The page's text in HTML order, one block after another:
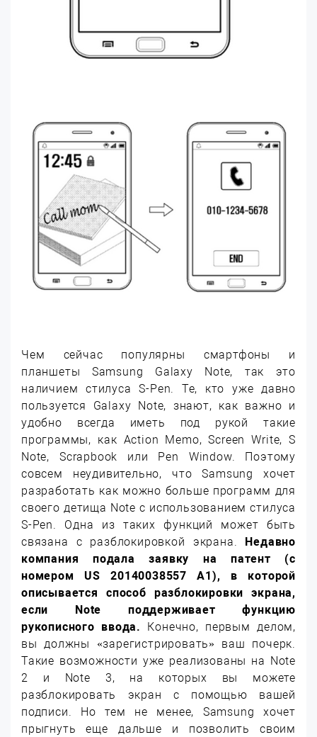
Чем сейчас популярны смартфоны и
планшеты Samsung Galaxy Note, так это
наличием стилуса S-Pen. Те, кто уже давно
пользуется Galaxy Note, знают, как важно и
удобно всегда иметь под рукой такие
программы, как Action Memo, Screen Write, S
Note, Scrapbook или Pen Window. Поэтому
совсем неудивительно, что Samsung хочет
разработать как можно больше программ для
своего детища Note с использованием стилуса
S-Pen. Одна из таких функций может быть
связана с разблокировкой экрана. Недавно
компания подала заявку на патент (с
номером US 20140038557 A1), в которой
описывается способ разблокировки экрана,
если Note поддерживает функцию
рукописного ввода.
Конечно, первым делом,
вы должны «зарегистрировать» ваш почерк.
Такие возможности уже реализованы на Note
2 и Note 3, на которых вы можете
разблокировать экран с помощью вашей
подписи. Но тем не менее, Samsung хочет
прыгнуть еще дальше и позволить своим